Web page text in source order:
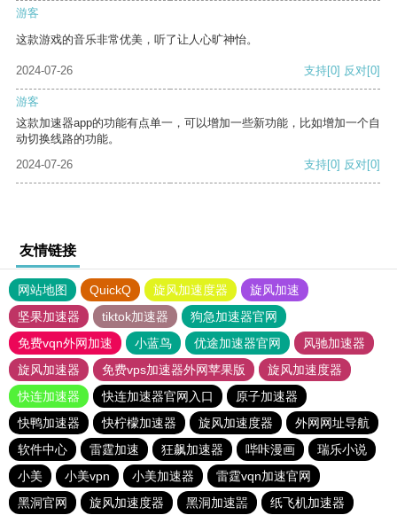
游客
这款游戏的音乐非常优美，听了让人心旷神怡。
2024-07-26 支持[0] 反对[0]
游客
这款加速器app的功能有点单一，可以增加一些新功能，比如增加一个自
动切换线路的功能。
2024-07-26
支持[0] 反对[0]
友情链接
网站地图 QuickQ 旋风加速度器
旋风加速
坚果加速器
tiktok加速器
狗急加速器官网
免费vqn外网加速
小蓝鸟 优途加速器官网
风驰加速器
旋风加速器
免费vps加速器外网苹果版
旋风加速度器
快连加速器
快连加速器官网入口
原子加速器
快鸭加速器
快柠檬加速器 旋风加速度器
外网网址导航
软件中心
雷霆加速 狂飙加速器 哔咔漫画
瑞乐小说
小美
小美vpn 小美加速器
雷霆vqn加速官网
黑洞官网
旋风加速度器 黑洞加速噐
纸飞机加速器